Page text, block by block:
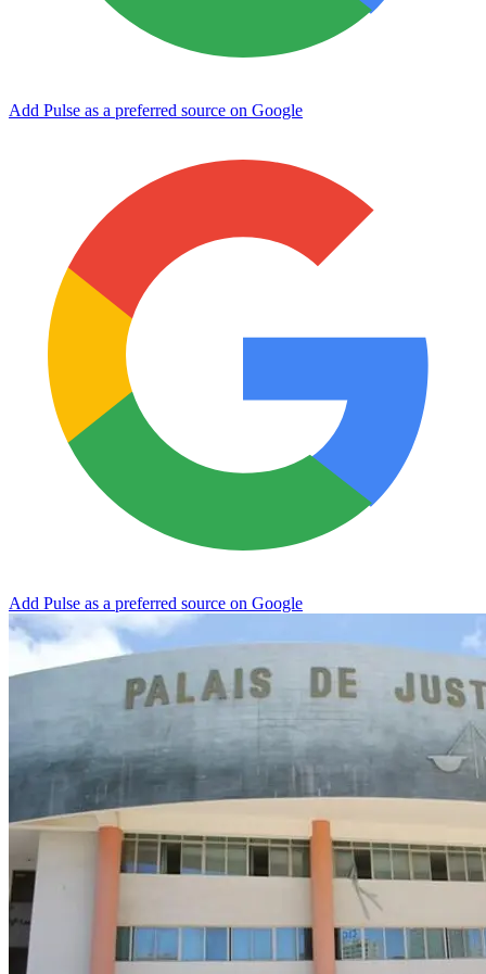
Add Pulse as a preferred source on Google
Add Pulse as a preferred source on Google